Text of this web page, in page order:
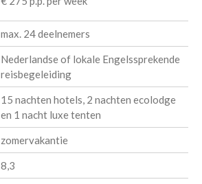
max. 24 deelnemers
Nederlandse of lokale Engelssprekende
reisbegeleiding
15 nachten hotels, 2 nachten ecolodge
en 1 nacht luxe tenten
zomervakantie
8,3